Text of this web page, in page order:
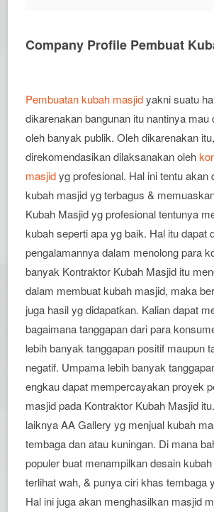
Company Profile Pembuat
Pembuatan kubah masjidyakni suatu
dikarenakan bangunan itu nantinya mau
oleh banyak publik. Oleh dikarenakan
direkomendasikan dilaksanakan oleh
masjidyg profesional. Hal ini tentu akan
kubah masjid yg terbagus &
Kubah Masjid yg profesional tentunya
kubah seperti apa yg baik. Hal itu dapat
pengalamannya dalam menolong para
banyak Kontraktor Kubah Masjid itu
dalam membuat kubah masjid, maka
juga hasil yg didapatkan. Kalian dapat
bagaimana tanggapan dari para
lebih banyak tanggapan positif maupun
negatif. Umpama lebih banyak
engkau dapat mempercayakan proyek
masjid pada Kontraktor Kubah Masjid
laiknya AA Gallery yg menjual kubah
tembaga dan atau kuningan. Di mana
populer buat menampilkan desain
terlihat wah, & punya ciri khas tembaga
Hal ini juga akan menghasilkan masjid